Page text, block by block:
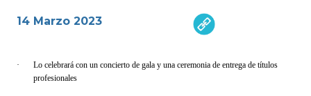
14 Marzo 2023
·
Lo celebrará con un concierto de gala y una ceremonia de entrega de títulos
profesionales